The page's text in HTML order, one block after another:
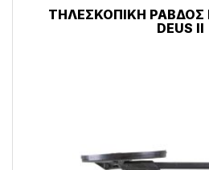
ΤΗΛΕΣΚΟΠΙΚΉ ΡΆΒΔΟΣ
DEUS II